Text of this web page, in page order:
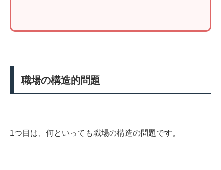
職場の構造的問題
1つ目は、何といっても職場の構造の問題です。